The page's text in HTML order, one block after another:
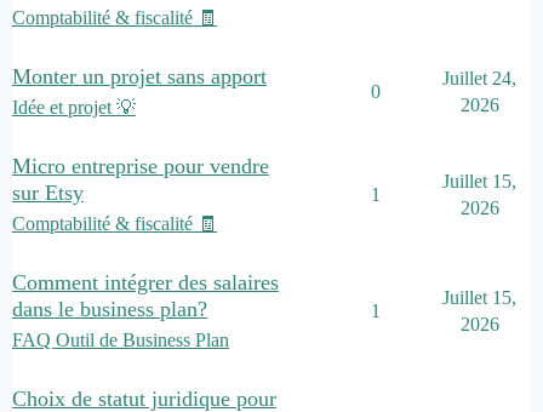
Comptabilité & fiscalité 🧾
Monter un projet sans apport
Idée et projet 💡
0
Juillet 24,
2026
Micro entreprise pour vendre
sur Etsy
Comptabilité & fiscalité 🧾
1
Juillet 15,
2026
Comment intégrer des salaires
dans le business plan?
FAQ Outil de Business Plan
1
Juillet 15,
2026
Choix de statut juridique pour